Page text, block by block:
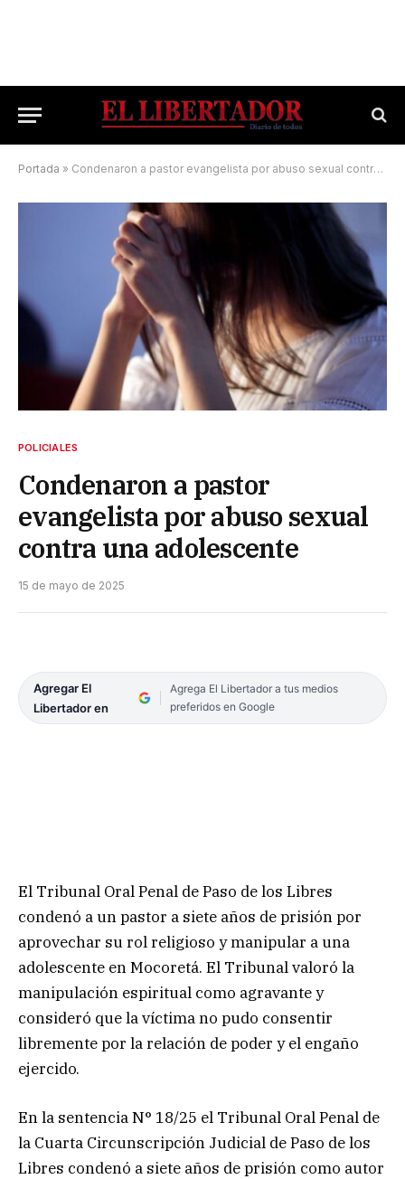
Portada » Condenaron a pastor evangelista por abuso sexual contra una adolescente
POLICIALES
Condenaron a pastor
evangelista por abuso sexual
contra una adolescente
15 de mayo de 2025
Agregar El
Libertador en
Agrega El Libertador a tus medios
preferidos en Google
El Tribunal Oral Penal de Paso de los Libres
condenó a un pastor a siete años de prisión por
aprovechar su rol religioso y manipular a una
adolescente en Mocoretá. El Tribunal valoró la
manipulación espiritual como agravante y
consideró que la víctima no pudo consentir
libremente por la relación de poder y el engaño
ejercido.
En la sentencia N° 18/25 el Tribunal Oral Penal de
la Cuarta Circunscripción Judicial de Paso de los
Libres condenó a siete años de prisión como autor